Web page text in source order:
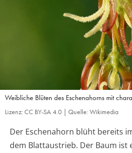
Weibliche Blüten des Eschenahorns mit
Lizenz: CC BY-SA 4.0 | Quelle: Wikimedia
Der Eschenahorn blüht bereits
dem Blattaustrieb. Der Baum ist